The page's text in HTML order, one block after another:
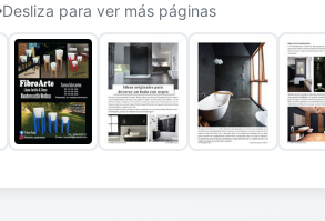
Desliza para ver más páginas